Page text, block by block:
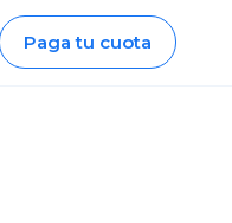
Paga tu cuota